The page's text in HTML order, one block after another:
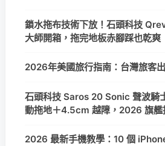
鎖水拖布技術下放！石頭科技
大師開箱，拖完地板赤腳踩也乾爽
2026年美國旅行指南：台灣旅客
石頭科技 Saros 20 Sonic 聲波騎
動拖地＋4.5cm 越障，2026 旗艦
2026 最新手機教學：10 個